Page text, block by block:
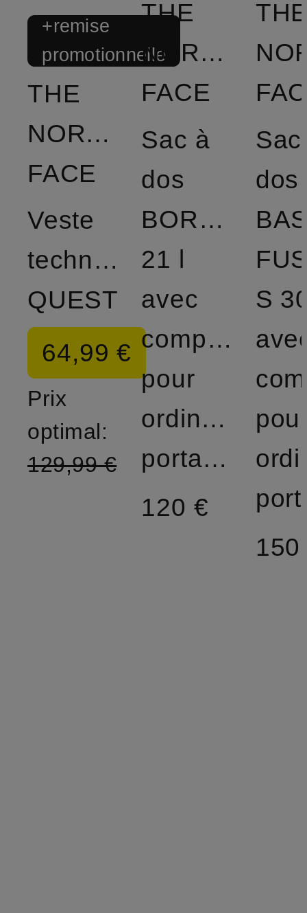
+remise
promotionnelle
THE
NORTH
FACE
Veste
technique
QUEST
64,99 €
Prix
optimal:
129,99 €
THE
NORTH
FACE
Sac à
dos
BOREALIS
21 l
avec
compartiment
pour
ordinateur
portable
120 €
dos
S
150